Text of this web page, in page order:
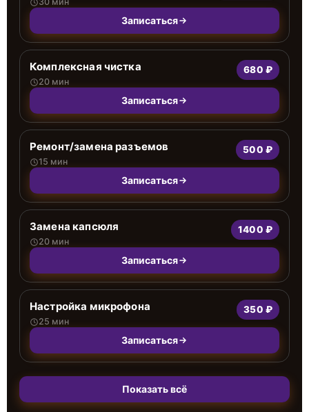
Записаться
Комплексная чистка
20 мин
680 ₽
Записаться
Ремонт/замена разъемов
15 мин
500 ₽
Записаться
Замена капсюля
20 мин
1400 ₽
Записаться
Настройка микрофона
25 мин
350 ₽
Записаться
Показать всё